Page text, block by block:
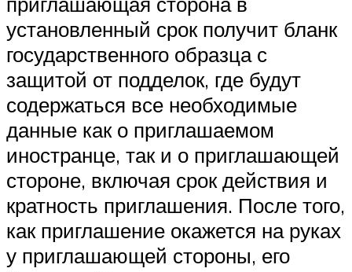
установленный срок получит бланк
государственного образца с
защитой от подделок, где будут
содержаться все необходимые
данные как о приглашаемом
иностранце, так и о приглашающей
стороне, включая срок действия и
кратность приглашения. После того,
как приглашение окажется на руках
у приглашающей стороны, его